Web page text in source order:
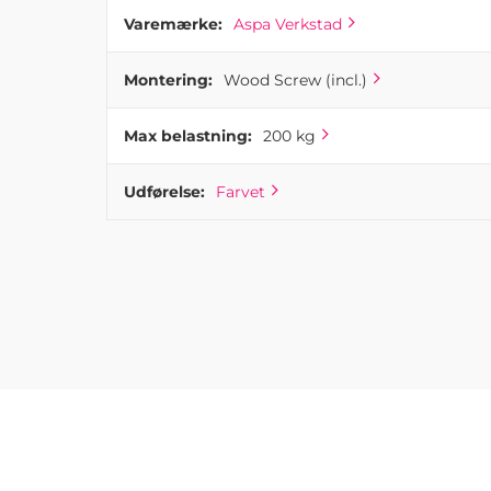
Varemærke: Aspa Verkstad
Montering: Wood Screw (incl.)
Max belastning: 200 kg
Udførelse: Farvet